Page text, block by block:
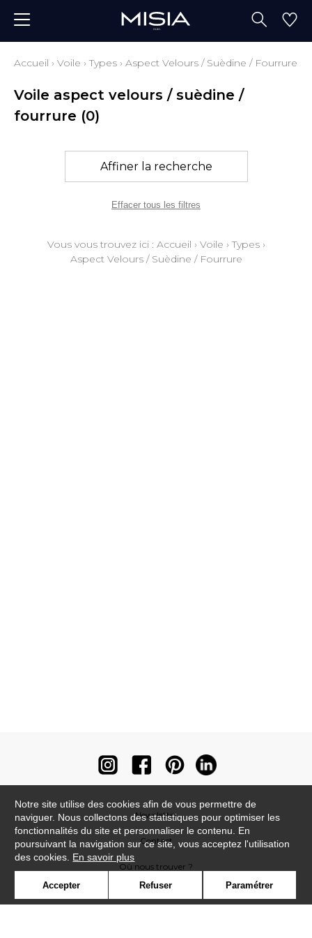
Accueil › Voile ›Types › Aspect Velours / Suèdine / Fourrure
Voile aspect velours / suèdine /
fourrure (0)
Affiner la recherche
Effacer tous les filtres
Vous vous trouvez ici : Accueil › Voile ›Types›
Aspect Velours / Suèdine / Fourrure
Newsletter
Contact
Où nous trouver ?
Notre site utilise des cookies afin de vous permettre de
naviguer. Nous collectons des statistiques pour optimiser les
fonctionnalités du site et personnaliser le contenu. En
poursuivant la navigation sur ce site, vous acceptez l'utilisation
des cookies. En savoir plus
Accepter Refuser Paramétrer